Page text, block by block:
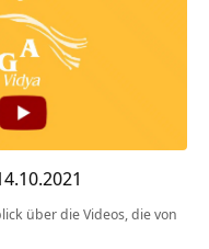
über die Videos, die von